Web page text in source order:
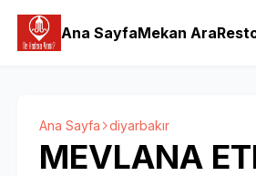
Ana SayfaMekan Ara
Ana Sayfa diyarbakır
MEVLANA